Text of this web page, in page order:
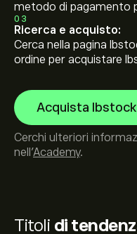
Titoli di
metodo di pagamento
03
Ricerca e acquisto:
Cerca nella pagina
ordine per acquistare
Acquista Ibstock
Cerchi ulteriori
nell’Academy.